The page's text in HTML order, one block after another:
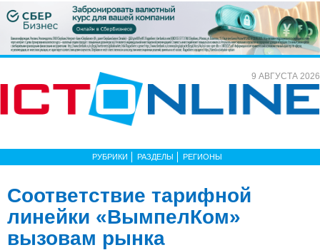
9 АВГУСТА 2026
РУБРИКИ РАЗДЕЛЫ РЕГИОНЫ
Соответствие тарифной
линейки «ВымпелКом»
вызовам рынка